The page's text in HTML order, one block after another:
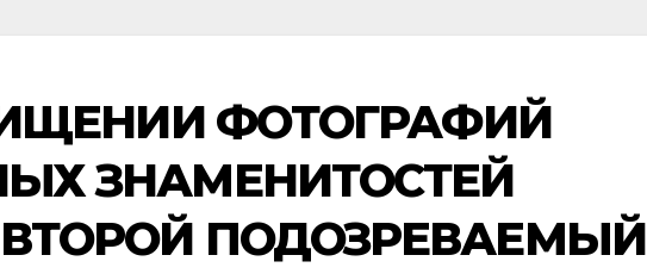
ФОТОГРАФИЙ
ЗНАМЕНИТОСТЕЙ
ПОДОЗРЕВАЕМЫЙ